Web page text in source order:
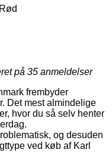
på 35 anmeldelser
frembyder
Det mest almindelige
hvor du så selv henter
og desuden
ved køb af Karl